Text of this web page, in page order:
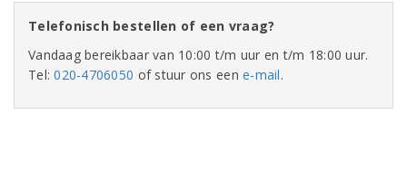
Telefonisch bestellen of een vraag?
Vandaag bereikbaar van 10:00 t/m uur en t/m 18:00 uur.
Tel:020-4706050 of stuur ons eene-mail.